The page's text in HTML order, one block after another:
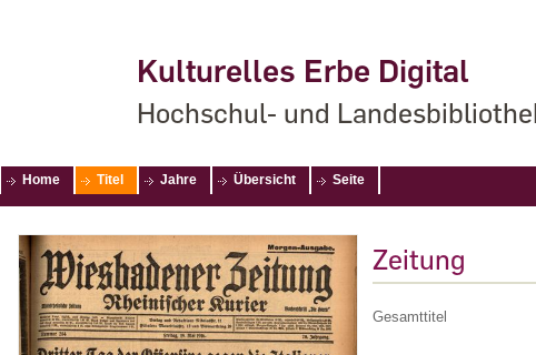
Kulturelles Erbe Digital
Hochschul- und
Home Titel Jahre Übersicht Seite
Zeitung
Gesamttitel